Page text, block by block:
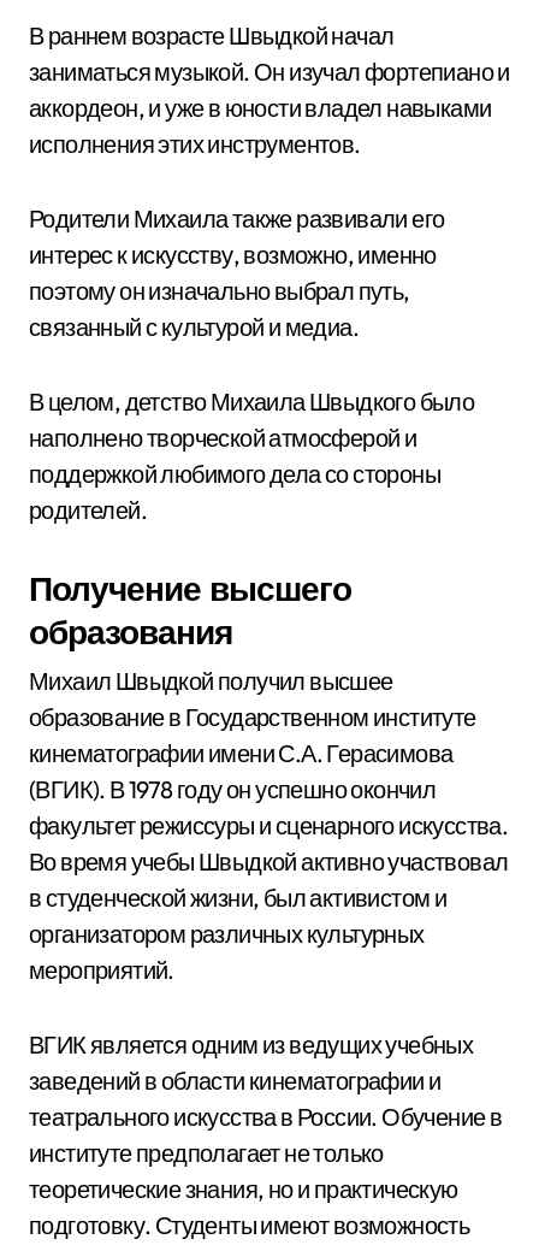
В раннем возрасте Швыдкой начал
заниматься музыкой. Он изучал фортепиано и
аккордеон, и уже в юности владел навыками
исполнения этих инструментов.
Родители Михаила также развивали его
интерес к искусству, возможно, именно
поэтому он изначально выбрал путь,
связанный с культурой и медиа.
В целом, детство Михаила Швыдкого было
наполнено творческой атмосферой и
поддержкой любимого дела со стороны
родителей.
Получение высшего
образования
Михаил Швыдкой получил высшее
образование в Государственном институте
кинематографии имени С.А. Герасимова
(ВГИК). В 1978 году он успешно окончил
факультет режиссуры и сценарного искусства.
Во время учебы Швыдкой активно участвовал
в студенческой жизни, был активистом и
организатором различных культурных
мероприятий.
ВГИК является одним из ведущих учебных
заведений в области кинематографии и
театрального искусства в России. Обучение в
институте предполагает не только
теоретические знания, но и практическую
подготовку. Студенты имеют возможность